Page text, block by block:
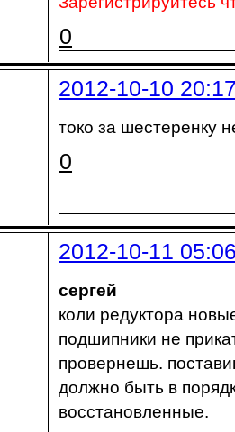
0
2012-10-10
токо за шестеренку
0
2012-10-11
сергей
коли редуктора
подшипники не
провернешь.
должно быть в
восстановленные.